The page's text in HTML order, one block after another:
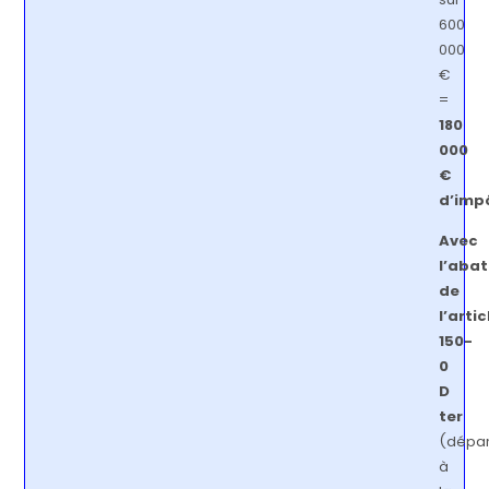
600
000
€
=
180
000
€
Avec
de
150-
0
D
ter
à